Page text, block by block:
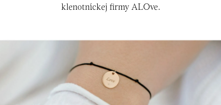
klenotníckej firmy ALOve.